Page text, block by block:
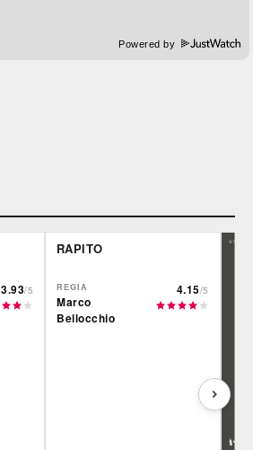
Powered by
3.93/5
RAPITO
REGIA
Marco
Bellocchio
4.15/5